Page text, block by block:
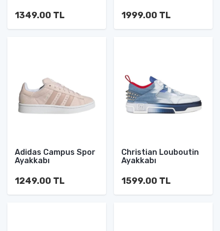
1349.00 TL 1999.00 TL
Adidas Campus Spor
Ayakkabı
1249.00 TL
Christian Louboutin
Ayakkabı
1599.00 TL